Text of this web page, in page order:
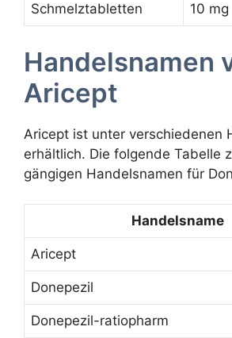
Schmelztabletten 10 mg
Handelsnamen
Aricept
Aricept ist unter verschiedenen
erhältlich. Die folgende Tabelle
gängigen Handelsnamen für
Handelsname
Aricept
Donepezil
Donepezil-ratiopharm